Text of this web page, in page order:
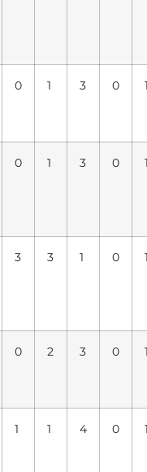
0 1 3 0
0 1 3 0
3 3 1 0
0 2 3 0
1 1 4 0